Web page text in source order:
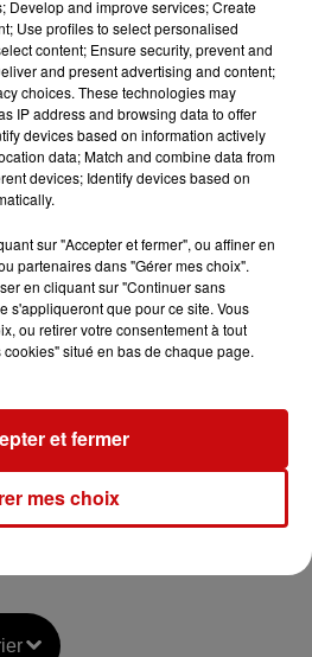
vous au 03 89 66 19 99 afin
le 2 et le
choisir les plants
ses plants en ligne sur la
ICARE et choisir un
commande de plants.
à l’Association de
mais aussi de valoriser le
en insertion, tout en
directement à la
jardin !
icare.com
nous
Develop and improve services; Create
Use profiles to select personalised
content; Ensure security, prevent and
and present advertising and content;
choices. These technologies may
IP address and browsing data to offer
devices based on information actively
data; Match and combine data from
devices; Identify devices based on
sur "Accepter et fermer", ou affiner en
partenaires dans "Gérer mes choix".
en cliquant sur "Continuer sans
s'appliqueront que pour ce site. Vous
ou retirer votre consentement à tout
situé en bas de chaque page.
mes choix
et fermer